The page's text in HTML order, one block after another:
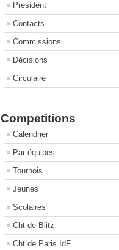
Président
Contacts
Commissions
Décisions
Circulaire
Competitions
Calendrier
Par équipes
Tournois
Jeunes
Scolaires
Cht de Blitz
Cht de Paris IdF